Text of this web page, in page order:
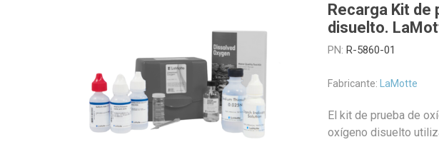
Recarga Kit de
disuelto.
PN: R-5860-01
Fabricante: LaMotte
El kit de prueba de
oxígeno disuelto